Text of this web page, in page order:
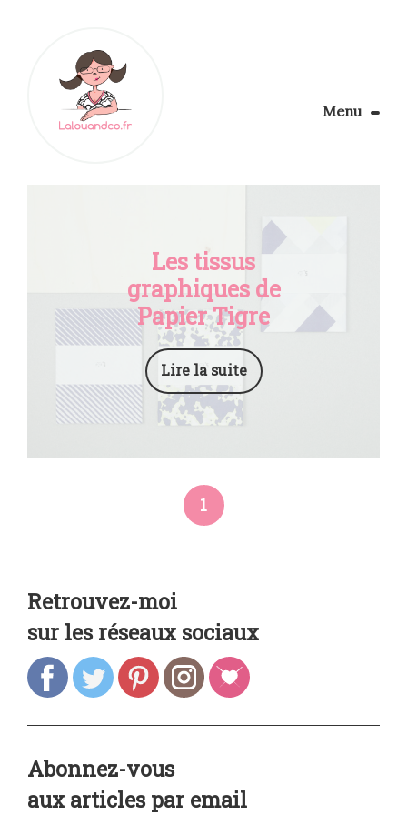
Menu
Aménager son coin couture
Personnalisez vos tissus
Les tissus
graphiques de
Papier Tigre
Lire la suite
1
Retrouvez-moi
sur les réseaux sociaux
Abonnez-vous
aux articles par email